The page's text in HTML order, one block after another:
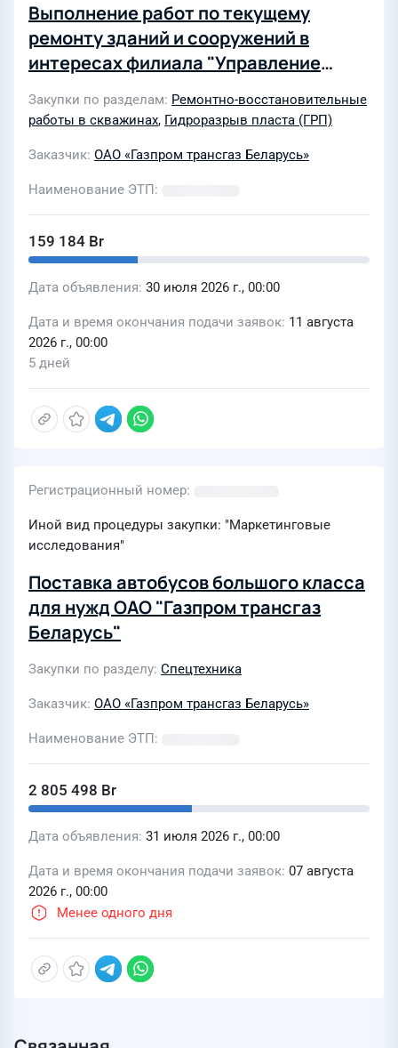
Выполнение работ по текущему
ремонту зданий и сооружений в
интересах филиала "Управление
ОАО "Газпром трансгаз Беларусь" в
Закупки по разделам Ремонтно-восстановительные
работы в скважинах, Гидроразрыв пласта (ГРП)
Заказчик ОАО «Газпром трансгаз Беларусь»
Наименование ЭТП
159 184 Br
Дата объявления 30 июля 2026 г., 00:00
Дата и время окончания подачи заявок 11 августа
2026 г., 00:00
5 дней
Регистрационный номер
Иной вид процедуры закупки: "Маркетинговые
исследования"
Поставка автобусов большого класса
для нужд ОАО "Газпром трансгаз
Беларусь"
Закупки по разделу Спецтехника
Заказчик ОАО «Газпром трансгаз Беларусь»
Наименование ЭТП
2 805 498 Br
Дата объявления 31 июля 2026 г., 00:00
Дата и время окончания подачи заявок 07 августа
2026 г., 00:00
Менее одного дня